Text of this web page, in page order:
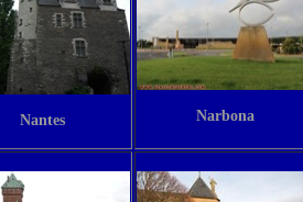
Nantes Narbona